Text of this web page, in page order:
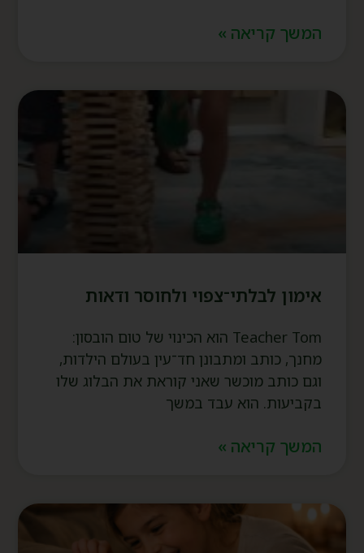
המשך קריאה »
אימון לבלתי־צפוי ולחוסר ודאות
Teacher Tom הוא הכינוי של טום הובסון:
מחנך, כותב ומתבונן חד־עין בעולם הילדות,
וגם כותב מוכשר שאני קוראת את הבלוג שלו
בקביעות. הוא עבד במשך
המשך קריאה »